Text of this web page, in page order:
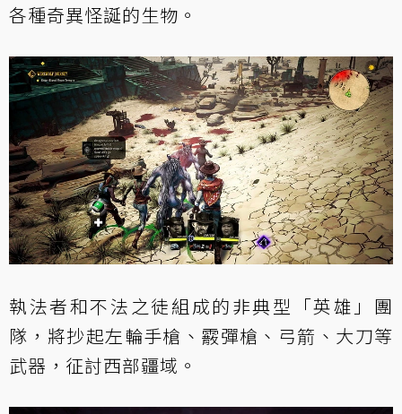
各種奇異怪誕的生物。
執法者和不法之徒組成的非典型「英雄」團
隊，將抄起左輪手槍、霰彈槍、弓箭、大刀等
武器，征討西部疆域。